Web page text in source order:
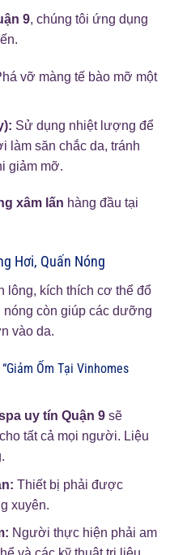
9, chúng tôi ứng dụng
vỡ màng tế bào mỡ một
Sử dụng nhiệt lượng để
làm săn chắc da, tránh
giảm mỡ.
xâm lấn hàng đầu tại
Hơi, Quấn Nóng
lông, kích thích cơ thể đổ
nóng còn giúp các dưỡng
vào da.
“Giảm Ốm Tại Vinhomes
uy tín Quận 9sẽ
tất cả mọi người. Liệu
Thiết bị phải được
xuyên.
Người thực hiện phải am